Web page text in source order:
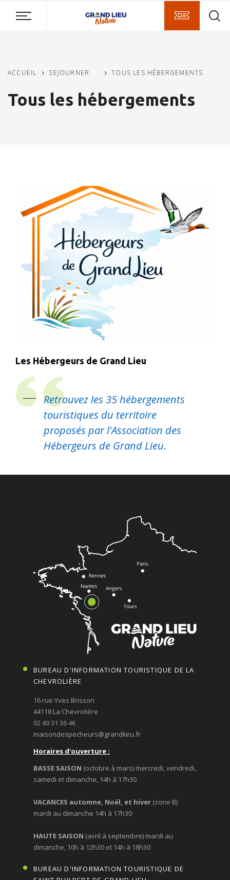
principal
recherche
ACCUEIL SEJOURNER TOUS LES HÉBERGEMENTS
Tous les hébergements
Les Hébergeurs de Grand Lieu
Retrouvez les 35 hébergements
touristiques du territoire
proposés par l'Association des
Hébergeurs de Grand Lieu.
BUREAU D'INFORMATION TOURISTIQUE DE LA
CHEVROLIÈRE
16 rue Yves Brisson
44118 La Chevrolière
02 40 31 36 46
maisondespecheurs@grandlieu.fr
Horaires d’ouverture :
BASSE SAISON (octobre à mars) mercredi, vendredi,
samedi et dimanche, 14h à 17h30
VACANCES automne, Noël, et hiver (zone B)
mardi au dimanche 14h à 17h30
HAUTE SAISON (avril à septembre) mardi au
dimanche, 10h à 12h30 et 14h à 18h30
BUREAU D'INFORMATION TOURISTIQUE DE